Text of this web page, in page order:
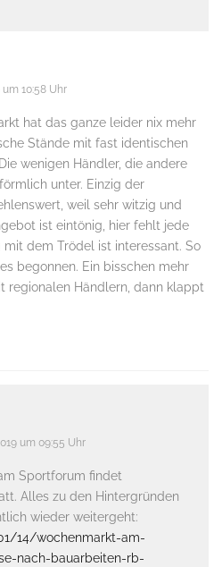
um 10:58 Uhr
hat das ganze leider nix mehr
Stände mit fast identischen
wenigen Händler, die andere
unter. Einzig der
weil sehr witzig und
ist eintönig, hier fehlt jede
dem Trödel ist interessant. So
begonnen. Ein bisschen mehr
regionalen Händlern, dann klappt
um 09:55 Uhr
Sportforum findet
Alles zu den Hintergründen
wieder weitergeht:
14/wochenmarkt-am-
nach-bauarbeiten-rb-